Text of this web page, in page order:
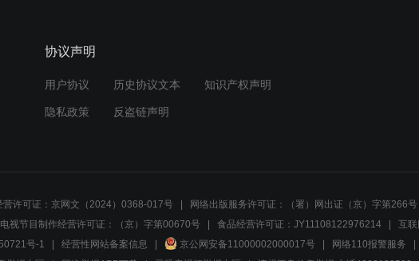
协议声明
用户协议 历史协议文本 知识产权声明
隐私政策 反盗链声明
营许可证：京网文（2024）0368-017号 网络出版服务许可证：（署）网出证（京）字第266号
视节目制作经营许可证：（京）字第00670号
食品经营许可证：JY11108122976214
互
号-1
经营性网站备案信息 京公网安备11000002000017号 网络110报警服务